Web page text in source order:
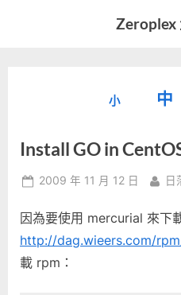
Zeroplex
發
活
事
小
型
小
中
Install GO in
Posted
2009 年 11 月 12 日 By
日
因為要使用 mercurial 來下
http://dag.wieers.com/
載 rpm：